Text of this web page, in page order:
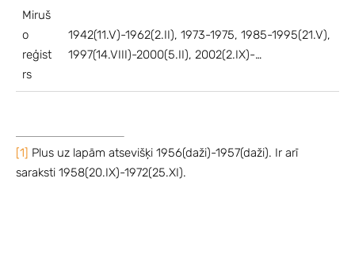
Miruš
o
reģist
rs
1942(11.V)-1962(2.II), 1973-1975, 1985-1995(21.V),
1997(14.VIII)-2000(5.II), 2002(2.IX)-…
[1] Plus uz lapām atsevišķi 1956(daži)-1957(daži). Ir arī
saraksti 1958(20.IX)-1972(25.XI).